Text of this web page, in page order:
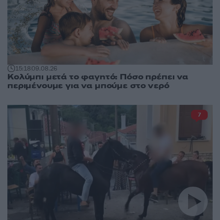
15:1809.08.26
Κολύμπι μετά το φαγητό: Πόσο πρέπει να
περιμένουμε για να μπούμε στο νερό
7